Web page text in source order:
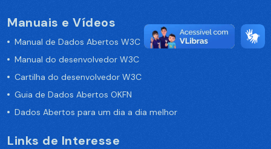
Manuais e Vídeos
Manual de Dados Abertos W3C
Manual do desenvolvedor W3C
Cartilha do desenvolvedor W3C
Guia de Dados Abertos OKFN
Dados Abertos para um dia a dia melhor
Links de Interesse